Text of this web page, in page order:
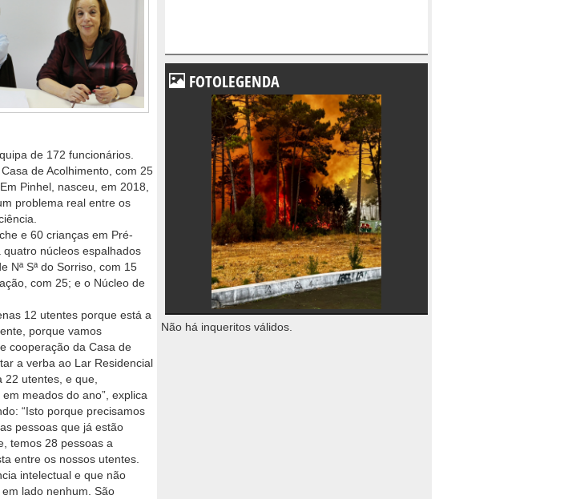
de 172 funcionários.
de Acolhimento, com 25
Pinhel, nasceu, em 2018,
problema real entre os
e 60 crianças em Pré-
núcleos espalhados
Nª Sª do Sorriso, com 15
com 25; e o Núcleo de
12 utentes porque está a
porque vamos
cooperação da Casa de
a verba ao Lar Residencial
22 utentes, e que,
meados do ano”, explica
“Isto porque precisamos
pessoas que já estão
temos 28 pessoas a
entre os nossos utentes.
intelectual e que não
lado nenhum. São
FOTOLEGENDA
Não há inqueritos válidos.